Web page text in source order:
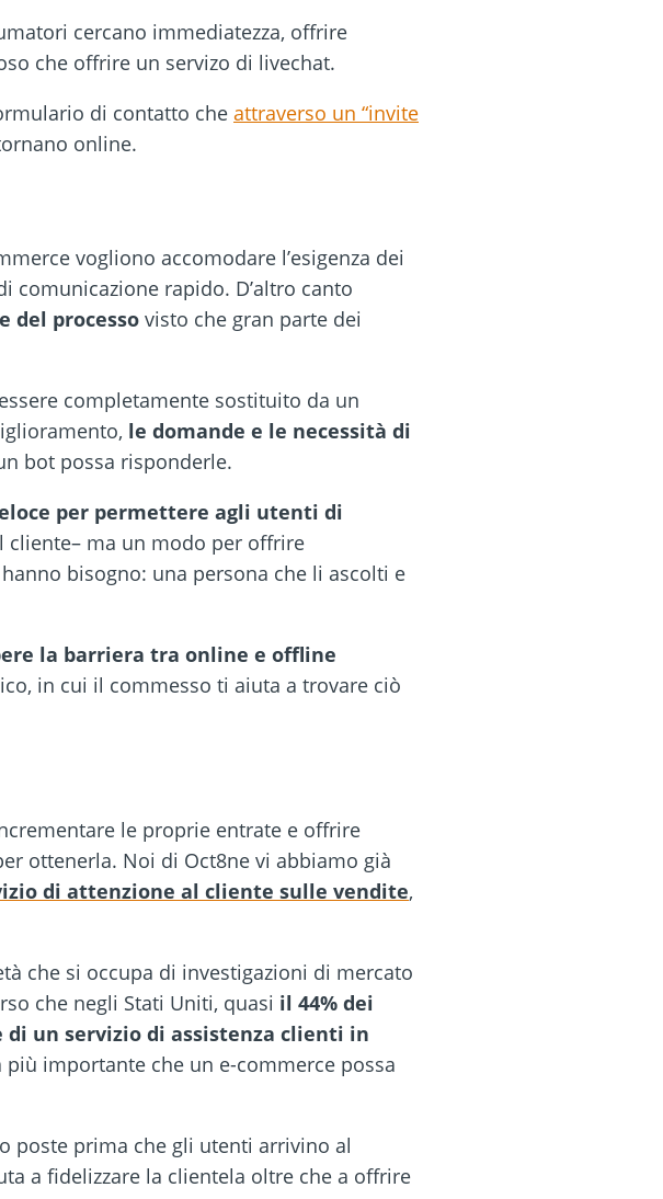
cercano immediatezza, offrire
che offrire un servizo di livechat.
di contatto che attraverso un “invite
online.
vogliono accomodare l’esigenza dei
rapido. D’altro canto
del processo visto che gran parte dei
completamente sostituito da un
le domande e le necessità di
bot possa risponderle.
per permettere agli utenti di
cliente– ma un modo per offrire
bisogno: una persona che li ascolti e
la barriera tra online e offline
in cui il commesso ti aiuta a trovare ciò
le proprie entrate e offrire
ottenerla. Noi di Oct8ne vi abbiamo già
di attenzione al cliente sulle vendite,
che si occupa di investigazioni di mercato
che negli Stati Uniti, quasi il 44% dei
un servizio di assistenza clienti in
importante che un e-commerce possa
poste prima che gli utenti arrivino al
a fidelizzare la clientela oltre che a offrire